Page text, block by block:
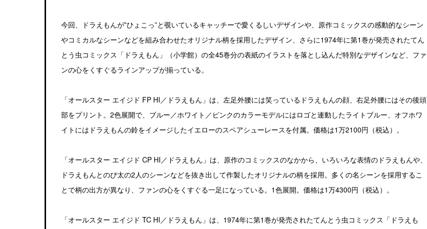
今回、ドラえもんが‟ひょこっ”と覗いているキャッチーで愛くるしいデザインや、原作コミックスの感動的なシーン
やコミカルなシーンなどを組み合わせたオリジナル柄を採用したデザイン、さらに1974年に第1巻が発売されたてん
とう虫コミックス「ドラえもん」（小学館）の全45巻分の表紙のイラストを落とし込んだ特別なデザインなど、ファ
ンの心をくすぐるラインアップが揃っている。
「オールスター エイジド FP HI／ドラえもん」は、左足外腰には笑っているドラえもんの顔、右足外腰にはその後頭
部をプリント。2色展開で、ブルー／ホワイト／ピンクのカラーモデルにはロゴと連動したライトブルー、オフホワ
イトにはドラえもんの鈴をイメージしたイエローのスペアシューレースを付属。価格は1万2100円（税込）。
「オールスター エイジド CP HI／ドラえもん」は、原作のコミックスのなかから、いろいろな表情のドラえもんや、
ドラえもんとのび太の2人のシーンなどを抜き出して作製したオリジナルの柄を採用。多くの名シーンを採用するこ
とで柄の出方が異なり、ファンの心をくすぐる一足になっている。1色展開。価格は1万4300円（税込）。
「オールスター エイジド TC HI／ドラえもん」は、1974年に第1巻が発売されたてんとう虫コミックス「ドラえも